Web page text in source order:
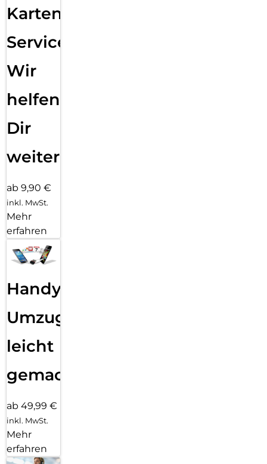
Karten
Service:
Wir
helfen
Dir
weiter
ab 9,90 €
inkl. MwSt.
Mehr
erfahren
Handy
Umzug
leicht
gemacht!
ab 49,99 €
inkl. MwSt.
Mehr
erfahren